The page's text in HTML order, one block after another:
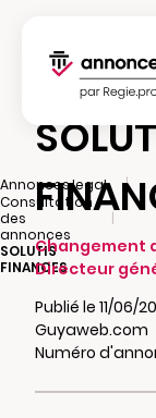
Annonces.legal
|
Consultation
des
annonces
|
SOLUTIS
FINANCES
Changement
Directeur
Publié le 11/06/
Guyaweb.com
Numéro